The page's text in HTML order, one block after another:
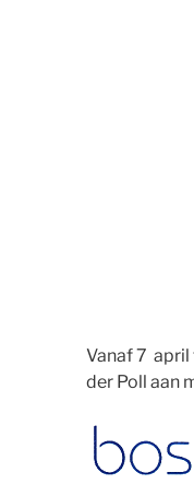
Vanaf 7 april
der Poll aan